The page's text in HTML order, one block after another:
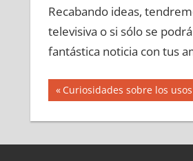
Recabando ideas,
televisiva o si sólo se
fantástica noticia con tus
Navegación
de
entradas
Entrada
anterior:
Curiosidades sobre los